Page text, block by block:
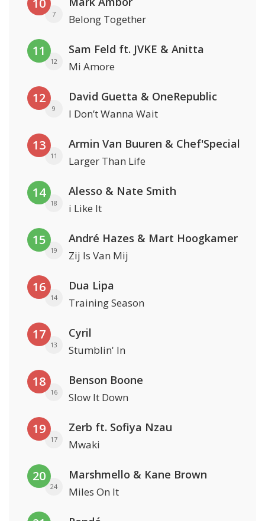
10
7 Belong Together
11
12
Sam Feld ft. JVKE & Anitta
Mi Amore
12
9
David Guetta & OneRepublic
I Don’t Wanna Wait
13
11
Armin Van Buuren & Chef'Special
Larger Than Life
14
18
Alesso & Nate Smith
i Like It
15
19
André Hazes & Mart Hoogkamer
Zij Is Van Mij
16
14
Dua Lipa
Training Season
17
13
Cyril
Stumblin' In
18
16
Benson Boone
Slow It Down
19
17
Zerb ft. Sofiya Nzau
Mwaki
20
24
Marshmello & Kane Brown
Miles On It